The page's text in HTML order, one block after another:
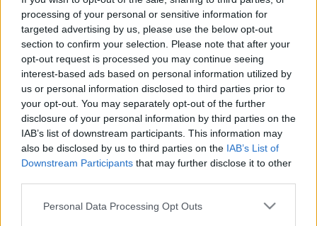
processing of your personal or sensitive information for
targeted advertising by us, please use the below opt-out
section to confirm your selection. Please note that after your
opt-out request is processed you may continue seeing
interest-based ads based on personal information utilized by
us or personal information disclosed to third parties prior to
your opt-out. You may separately opt-out of the further
disclosure of your personal information by third parties on the
IAB’s list of downstream participants. This information may
also be disclosed by us to third parties on the IAB’s List of
Downstream Participants that may further disclose it to other
Please note that this website/app uses one or more Google
Personal Data Processing Opt Outs
ezentúl az Imeem-ről szedik be a…